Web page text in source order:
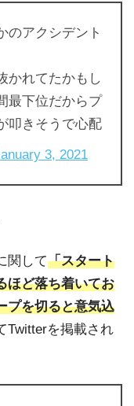
のアクシデント
かれてたかもし
最下位だからプ
叩きそうで心配
3, 2021
関して「スタート
ほど落ち着いてお
プを切ると意気込
Twitterを掲載され